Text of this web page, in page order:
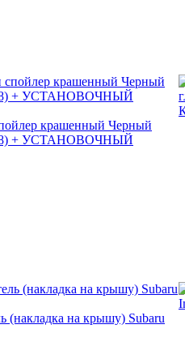
крашенный Черный
+ УСТАНОВОЧНЫЙ
(накладка на крышу) Subaru